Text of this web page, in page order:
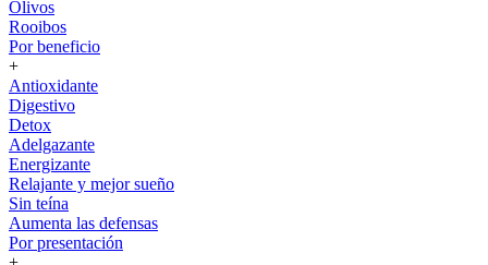
Olivos
Rooibos
Por beneficio
+
Antioxidante
Digestivo
Detox
Adelgazante
Energizante
Relajante y mejor sueño
Sin teína
Aumenta las defensas
Por presentación